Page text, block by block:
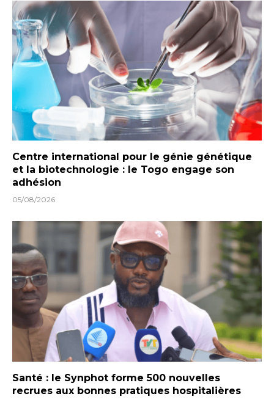
Centre international pour le génie génétique
et la biotechnologie : le Togo engage son
adhésion
05/08/2026
Santé : le Synphot forme 500 nouvelles
recrues aux bonnes pratiques hospitalières